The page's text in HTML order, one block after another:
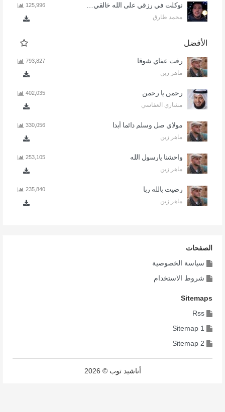
محمد طارق
125,996
الأفضل
رقت عيناي شوقا
ماهر زين
793,827
رحمن يا رحمن
مشاري العفاسي
402,035
مولاي صل وسلم دائما أبدا
ماهر زين
330,056
واحشنا يارسول الله
ماهر زين
253,105
رضيت بالله ربا
ماهر زين
235,840
الصفحات
سياسة الخصوصية
شروط الاستخدام
Sitemaps
Rss
Sitemap 1
Sitemap 2
أناشيد توب © 2026